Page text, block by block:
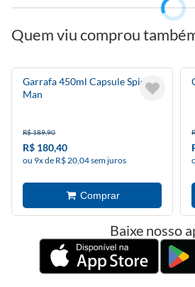
Quem viu comprou
Garrafa 450ml Capsule Spider
Man
R$ 189,90
R$ 180,40
ou 9x de R$ 20,04 sem juros
Baixe nosso